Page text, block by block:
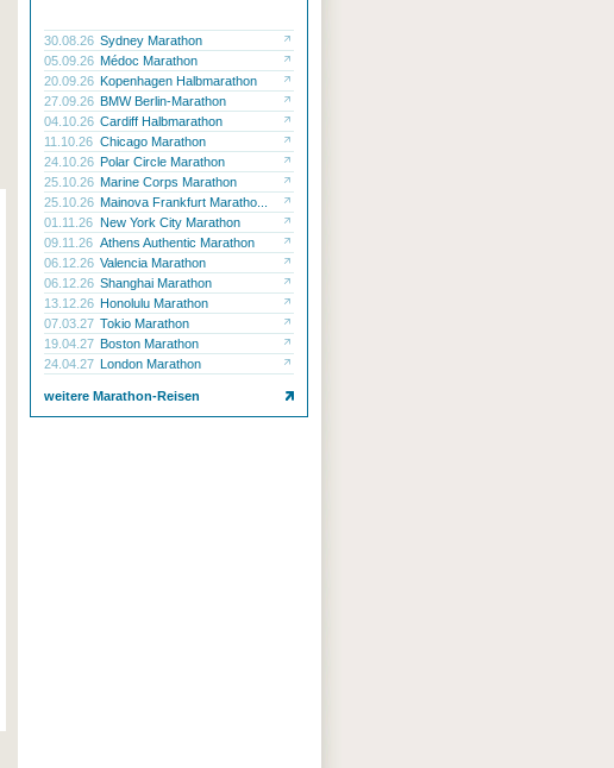
30.08.26 Sydney Marathon
05.09.26 Médoc Marathon
20.09.26 Kopenhagen Halbmarathon
27.09.26 BMW Berlin-Marathon
04.10.26 Cardiff Halbmarathon
11.10.26 Chicago Marathon
24.10.26 Polar Circle Marathon
25.10.26 Marine Corps Marathon
25.10.26 Mainova Frankfurt Maratho...
01.11.26 New York City Marathon
09.11.26 Athens Authentic Marathon
06.12.26 Valencia Marathon
06.12.26 Shanghai Marathon
13.12.26 Honolulu Marathon
07.03.27 Tokio Marathon
19.04.27 Boston Marathon
24.04.27 London Marathon
weitere Marathon-Reisen